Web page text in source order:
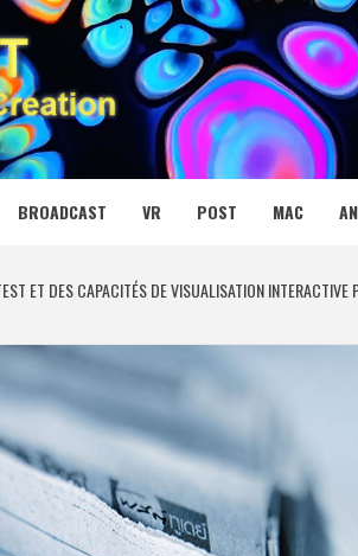
BROADCAST VR POST MAC
ET DES CAPACITÉS DE VISUALISATION